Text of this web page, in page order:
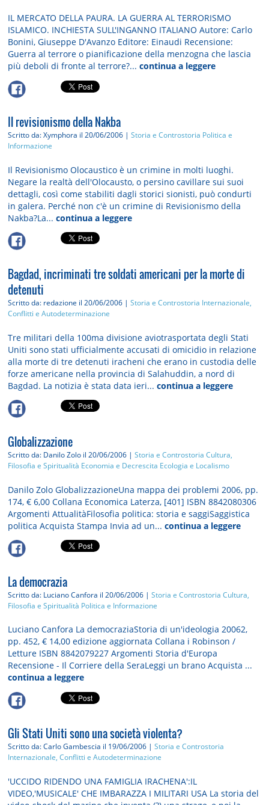
IL MERCATO DELLA PAURA. LA GUERRA AL TERRORISMO
ISLAMICO. INCHIESTA SULL'INGANNO ITALIANO Autore: Carlo
Bonini, Giuseppe D'Avanzo Editore: Einaudi Recensione:
Guerra al terrore o pianificazione della menzogna che lascia
più deboli di fronte al terrore?...continua a leggere
Il revisionismo della Nakba
Scritto da: Xymphora il 20/06/2006 |Storia e Controstoria Politica e
Informazione
Il Revisionismo Olocaustico è un crimine in molti luoghi.
Negare la realtà dell'Olocausto, o persino cavillare sui suoi
dettagli, così come stabiliti dagli storici sionisti, può condurti
in galera. Perché non c'è un crimine di Revisionismo della
Nakba?La...continua a leggere
Bagdad, incriminati tre soldati americani per la morte di
detenuti
Scritto da: redazione il 20/06/2006 |Storia e Controstoria Internazionale,
Conflitti e Autodeterminazione
Tre militari della 100ma divisione aviotrasportata degli Stati
Uniti sono stati ufficialmente accusati di omicidio in relazione
alla morte di tre detenuti iracheni che erano in custodia delle
forze americane nella provincia di Salahuddin, a nord di
Bagdad. La notizia è stata data ieri...continua a leggere
Globalizzazione
Scritto da: Danilo Zolo il 20/06/2006 |Storia e Controstoria Cultura,
Filosofia e Spiritualità Economia e Decrescita Ecologia e Localismo
Danilo Zolo GlobalizzazioneUna mappa dei problemi 2006, pp.
174, € 6,00 Collana Economica Laterza, [401] ISBN 8842080306
Argomenti AttualitàFilosofia politica: storia e saggiSaggistica
politica Acquista Stampa Invia ad un...continua a leggere
La democrazia
Scritto da: Luciano Canfora il 20/06/2006 |Storia e Controstoria Cultura,
Filosofia e Spiritualità Politica e Informazione
Luciano Canfora La democraziaStoria di un'ideologia 20062,
pp. 452, € 14,00 edizione aggiornata Collana i Robinson /
Letture ISBN 8842079227 Argomenti Storia d'Europa
Recensione - Il Corriere della SeraLeggi un brano Acquista ...
continua a leggere
Gli Stati Uniti sono una società violenta?
Scritto da: Carlo Gambescia il 19/06/2006 |Storia e Controstoria
Internazionale, Conflitti e Autodeterminazione
'UCCIDO RIDENDO UNA FAMIGLIA IRACHENA':IL
VIDEO,'MUSICALE' CHE IMBARAZZA I MILITARI USA La storia del